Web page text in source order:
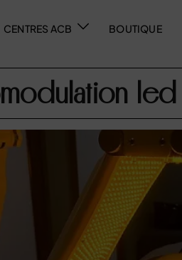
CENTRES ACB BOUTIQUE
led